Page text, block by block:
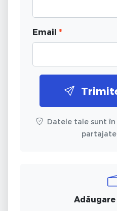
Email *
Datele tale sunt